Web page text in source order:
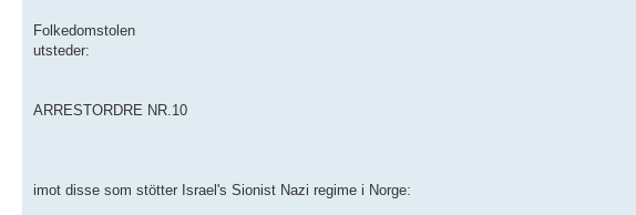
Folkedomstolen
utsteder:
ARRESTORDRE NR.10
imot disse som stötter Israel's Sionist Nazi regime i Norge: